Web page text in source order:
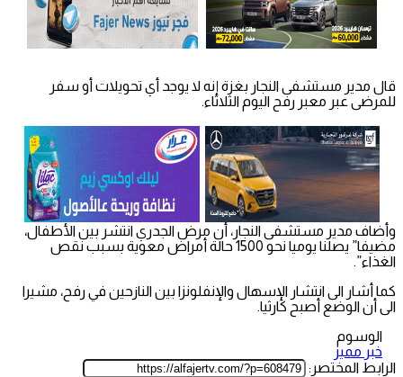
قال مدير مستشفى النجار بغزة إنه لا يوجد أي تحويلات أو سفر
للمرضى عبر معبر رفح اليوم الثلاثاء.
وأضاف مدير مستشفى النجار، أن مرض الجدري انتشر بين الأطفال،
مضيفا” يصلنا يوميا نحو 1500 حالة أمراض معوية بسبب نقص
الغذاء”.
كما أشار الى انتشار الإسهال والإنفلونزا بين النازحين في رفح، مشيرا
الى أن الوضع أصبح كارثيا.
الوسوم
خبر مميز
الرابط المختصر: